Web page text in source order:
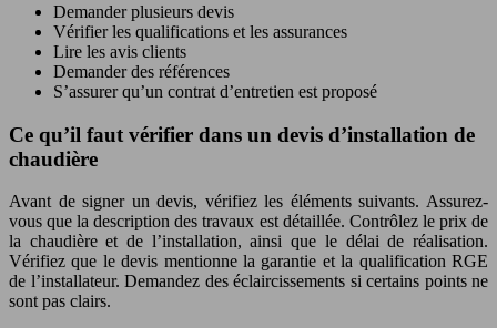
Demander plusieurs devis
Vérifier les qualifications et les assurances
Lire les avis clients
Demander des références
S’assurer qu’un contrat d’entretien est proposé
Ce qu’il faut vérifier dans un devis d’installation de
chaudière
Avant de signer un devis, vérifiez les éléments suivants. Assurez-
vous que la description des travaux est détaillée. Contrôlez le prix de
la chaudière et de l’installation, ainsi que le délai de réalisation.
Vérifiez que le devis mentionne la garantie et la qualification RGE
de l’installateur. Demandez des éclaircissements si certains points ne
sont pas clairs.